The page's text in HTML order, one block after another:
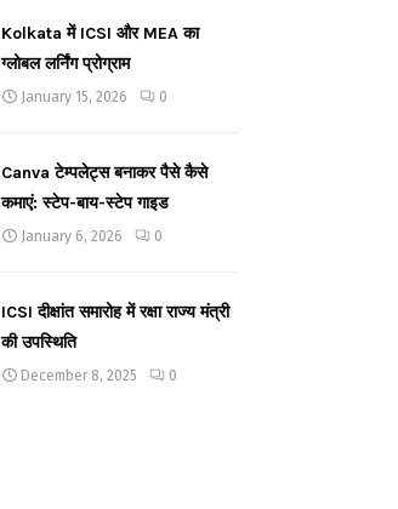
Kolkata में ICSI और MEA का
ग्लोबल लर्निंग प्रोग्राम
January 15, 2026 0
Canva टेम्पलेट्स बनाकर पैसे कैसे
कमाएं: स्टेप-बाय-स्टेप गाइड
January 6, 2026 0
ICSI दीक्षांत समारोह में रक्षा राज्य मंत्री
की उपस्थिति
December 8, 2025 0